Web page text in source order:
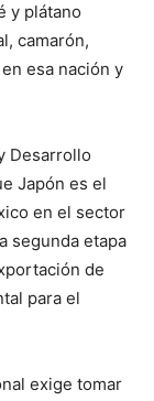
y plátano
camarón,
esa nación y
Desarrollo
Japón es el
en el sector
segunda etapa
de
para el
exige tomar